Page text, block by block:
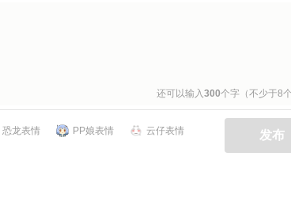
还可以输入300个字（不少于8
发布
恐龙表情 PP娘表情 云仔表情